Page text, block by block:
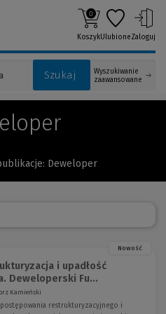
Szukaj
Wyszukiwanie
zaawansowane
0
KoszykUlubioneZaloguj
Deweloper
Nowość
i upadłość
Deweloperski Fu...
Kamieński
postępowania restrukturyzacyjnego i